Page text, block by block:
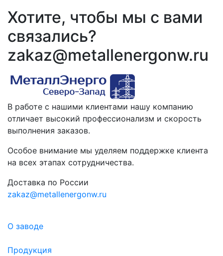
Хотите, чтобы мы с вами
связались?
zakaz@metallenergonw.ru
В работе с нашими клиентами нашу компанию
отличает высокий профессионализм и скорость
выполнения заказов.
Особое внимание мы уделяем поддержке клиента
на всех этапах сотрудничества.
Доставка по России
zakaz@metallenergonw.ru
О заводе
Продукция